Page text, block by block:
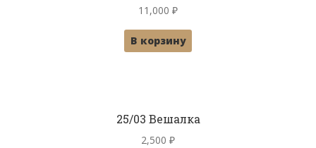
11,000 ₽
В корзину
25/03 Вешалка
2,500 ₽